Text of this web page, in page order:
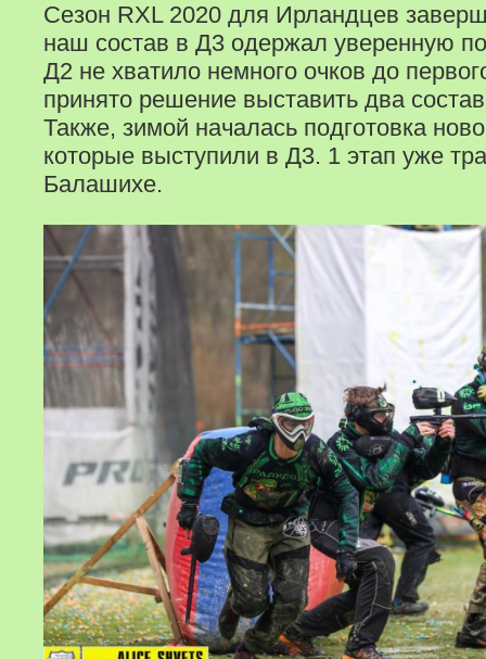
Сезон RXL 2020 для Ирландцев
наш состав в Д3 одержал уверенную
Д2 не хватило немного очков до
принято решение выставить два
Также, зимой началась подготовка
которые выступили в Д3. 1 этап уже
Балашихе.